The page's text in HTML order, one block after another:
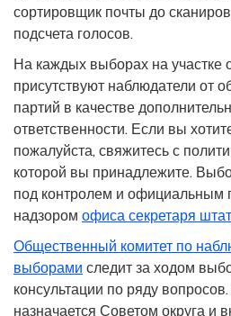
сортировщик почты до
подсчета голосов.
На каждых выборах на участке
присутствуют наблюдатели от
партий в качестве
ответственности. Если вы
пожалуйста, свяжитесь с
которой вы принадлежите.
под контролем и официальным
надзором офиса секретаря
Общественный комитет по
выборами следит за ходом
консультации по ряду
назначается Советом округа и